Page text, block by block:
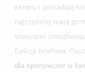
ekranu i posiadają
najczęściej mają
otworami
funkcji telefonu.
dla sportowców w
UTWÓRZ